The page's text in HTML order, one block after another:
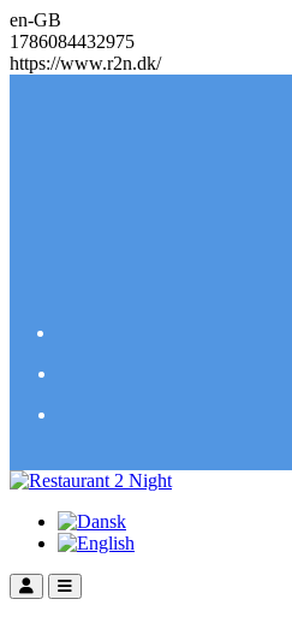
en-GB
1786084432975
https://www.r2n.dk/